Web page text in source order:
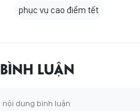
phục vụ cao điểm tết
BÌNH LUẬN